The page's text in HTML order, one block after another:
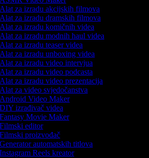
za izradu akcijskih filmova
za izradu dramskih filmova
za izradu komičnih videa
za izradu modnih haul videa
za izradu teaser videa
za izradu unboxing videa
za izradu video intervjua
za izradu video podcasta
za izradu video prezentacija
za video svjedočanstva
Video Maker
izrađivač videa
Movie Maker
editor
proizvođač
automatskih titlova
Reels kreator